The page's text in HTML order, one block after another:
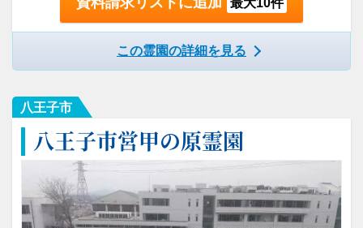
この霊園の詳細を見る
八王子市
八王子市営甲の原霊園